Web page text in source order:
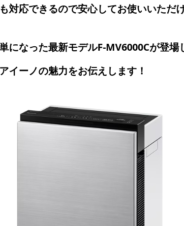
対応できるので安心してお使いいただ
になった最新モデルF-MV6000Cが登場
イーノの魅力をお伝えします！